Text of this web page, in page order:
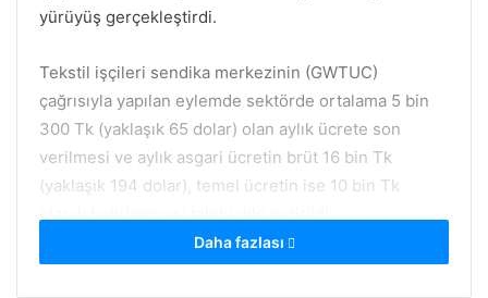
yürüyüş gerçekleştirdi.
Tekstil işçileri sendika merkezinin (GWTUC)
çağrısıyla yapılan eylemde sektörde ortalama 5 bin
300 Tk (yaklaşık 65 dolar) olan aylık ücrete son
verilmesi ve aylık asgari ücretin brüt 16 bin Tk
(yaklaşık 194 dolar), temel ücretin ise 10 bin Tk
Bu konuda mücadelelerini büyüteceklerini belirten
Daha fazlası